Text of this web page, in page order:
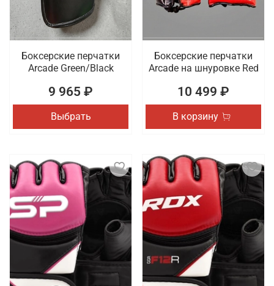
Боксерские перчатки
Arcade Green/Black
9 965 ₽
Выбрать
Боксерские перчатки
Arcade на шнуровке Red
10 499 ₽
В корзину